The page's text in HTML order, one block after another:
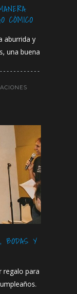
CÓMICO
aburrida y
una buena
BODAS Y
regalo para